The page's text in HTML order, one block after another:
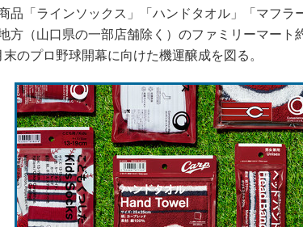
品「ラインソックス」「ハンドタオル」「マフラ
方（山口県の一部店舗除く）のファミリーマート
末のプロ野球開幕に向けた機運醸成を図る。